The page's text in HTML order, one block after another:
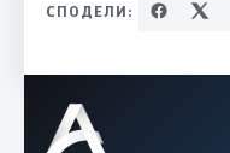
СПОДЕЛИ: